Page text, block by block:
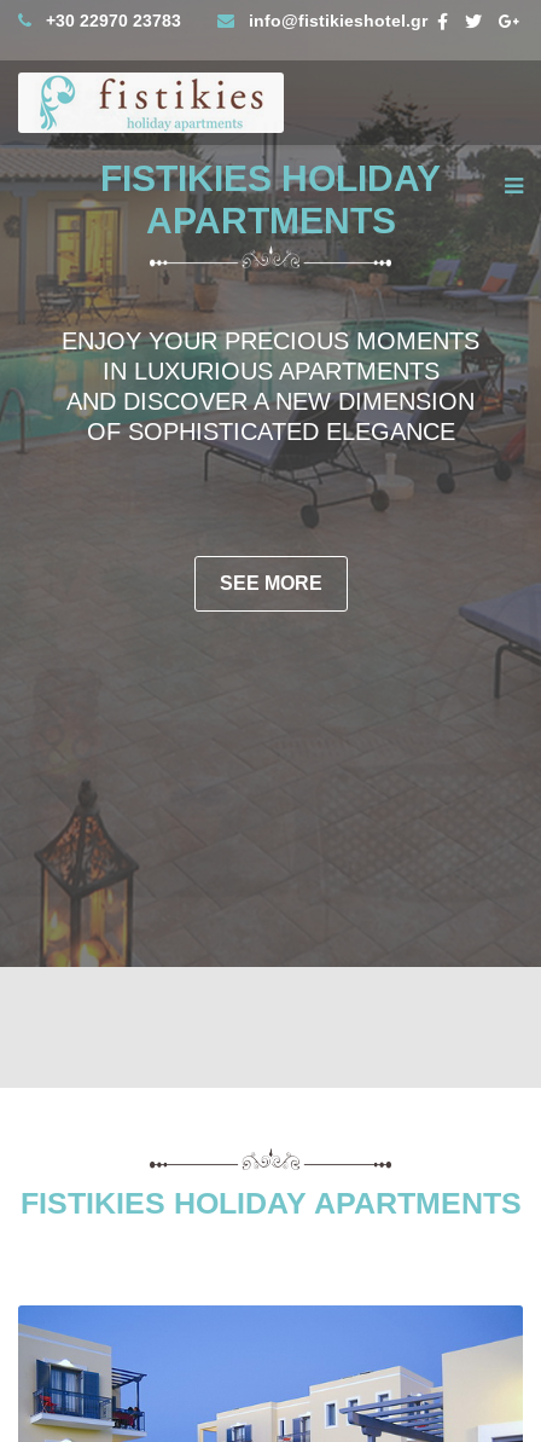
+30 22970 23783 info@fistikieshotel.gr
FISTIKIES HOLIDAY
APARTMENTS
ENJOY YOUR PRECIOUS MOMENTS
IN LUXURIOUS APARTMENTS
AND DISCOVER A NEW DIMENSION
OF SOPHISTICATED ELEGANCE
SEE MORE
FISTIKIES HOLIDAY APARTMENTS